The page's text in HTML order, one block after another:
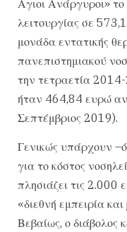
Αγιοι Ανάργυροι»
λειτουργίας σε
μονάδα εντατικής
πανεπιστημιακού
την τετραετία 2014-
ήταν 464,84 ευρώ
Σεπτέμβριος 2019).
Γενικώς υπάρχουν
για το κόστος
πλησιάζει τις 2.000
«διεθνή εμπειρία
Βεβαίως, ο διάβολος